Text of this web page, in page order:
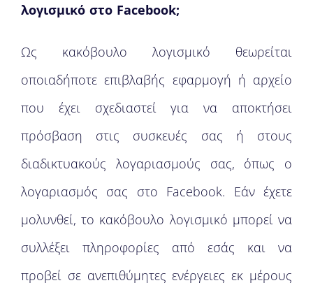
λογισμικό στο Facebook;
Ως κακόβουλο λογισμικό θεωρείται
οποιαδήποτε επιβλαβής εφαρμογή ή αρχείο
που έχει σχεδιαστεί για να αποκτήσει
πρόσβαση στις συσκευές σας ή στους
διαδικτυακούς λογαριασμούς σας, όπως ο
λογαριασμός σας στο Facebook. Εάν έχετε
μολυνθεί, το κακόβουλο λογισμικό μπορεί να
συλλέξει πληροφορίες από εσάς και να
προβεί σε ανεπιθύμητες ενέργειες εκ μέρους